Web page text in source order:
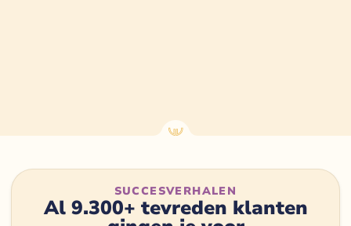
SUCCESVERHALEN
Al 9.300+ tevreden klanten